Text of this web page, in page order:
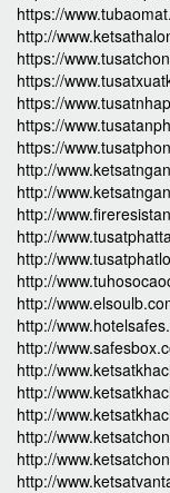
https://
http://
https://
https://
https://
https://
https://
http://
http://
http://
http://
http://
http://
http://
http://
http://
http://
http://
http://
http://
http://
http://